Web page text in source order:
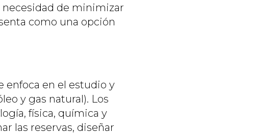
de minimizar
como una opción
enfoca en el estudio y
y gas natural). Los
física, química y
las reservas, diseñar